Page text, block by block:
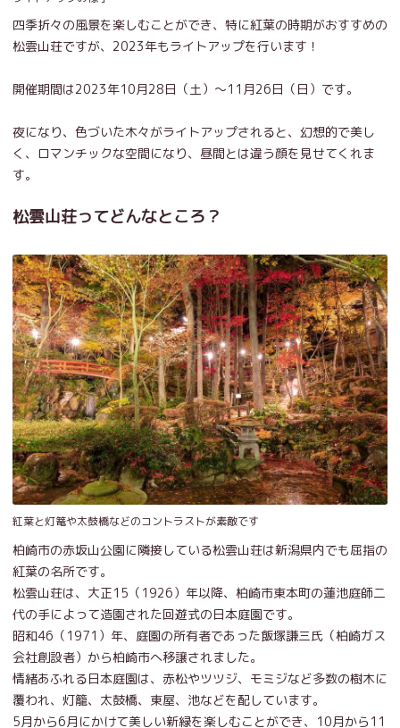
四季折々の風景を楽しむことができ、特に紅葉の時期がおすすめの
松雲山荘ですが、2023年もライトアップを行います！
開催期間は2023年10月28日（土）～11月26日（日）です。
夜になり、色づいた木々がライトアップされると、幻想的で美し
く、ロマンチックな空間になり、昼間とは違う顔を見せてくれま
す。
松雲山荘ってどんなところ？
紅葉と灯篭や太鼓橋などのコントラストが素敵です
柏崎市の赤坂山公園に隣接している松雲山荘は新潟県内でも屈指の
紅葉の名所です。
松雲山荘は、大正15（1926）年以降、柏崎市東本町の蓮池庭師二
代の手によって造園された回遊式の日本庭園です。
昭和46（1971）年、庭園の所有者であった飯塚謙三氏（柏崎ガス
会社創設者）から柏崎市へ移譲されました。
情緒あふれる日本庭園は、赤松やツツジ、モミジなど多数の樹木に
覆われ、灯籠、太鼓橋、東屋、池などを配しています。
5月から6月にかけて美しい新緑を楽しむことができ、10月から11